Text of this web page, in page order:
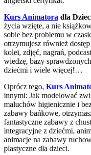
Kurs Animatora dla
życia wzięte, a nie
sobie bez problemu w
otrzymujesz również
kolei, zdjęć, nagrań,
wiedzę, bazy
dziećmi i wiele więcej!…
Oprócz tego, Kurs
innymi: Jak modelować
maluchów higienicznie i
zabawy bańkowe,
fantastyczne zabawy z
integracyjne z dziećmi,
animacje na zabawy
plastyczne dla dzieci.